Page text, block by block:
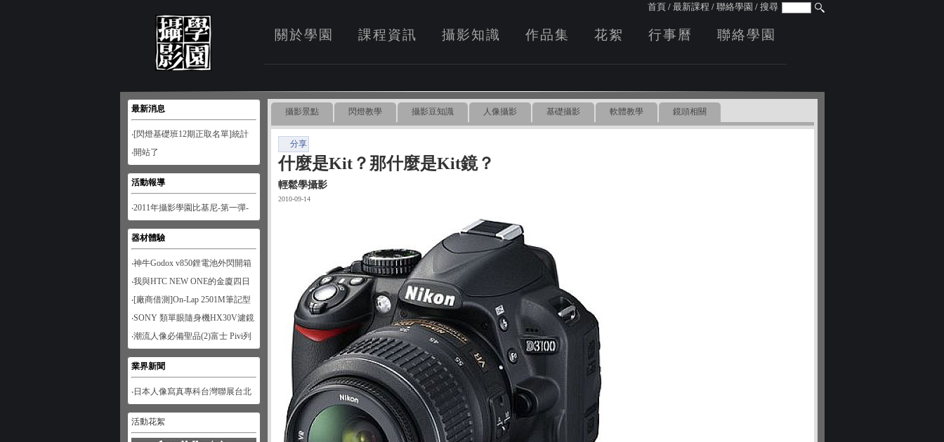
首頁/ 最新課程 / 聯絡學園 / 搜尋
關於學園 課程資訊 攝影知識 作品集 花絮 行事曆 聯絡學園
最新消息
‧[閃燈基礎班12期正取名單]統計
至1月28日
‧開站了
活動報導
‧2011年攝影學園比基尼-第一彈-
南寮風情
器材體驗
‧神牛Godox v850鋰電池外閃開箱
‧我與HTC NEW ONE的金廈四日
遊
‧[廠商借測]On-Lap 2501M筆記型
螢幕開箱試用
‧SONY 類單眼隨身機HX30V濾鏡
功能體驗-人像篇
‧潮流人像必備聖品(2)富士 Pivi列
印機
業界新聞
‧日本人像寫真專科台灣聯展台北
展
活動花絮
攝影景點 閃燈教學 攝影豆知識 人像攝影 基礎攝影 軟體教學 鏡頭相關
分享
什麼是Kit？那什麼是Kit鏡？
輕鬆學攝影
2010-09-14